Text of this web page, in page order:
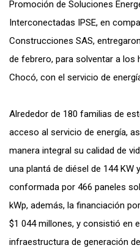
Promoción de Soluciones
Interconectadas IPSE, en
Construcciones SAS,
de febrero, para solventar a los
Chocó, con el servicio de
Alrededor de 180 familias de
acceso al servicio de energía,
manera integral su calidad de
una plantá de diésel de 144 KW
conformada por 466 paneles
kWp, además, la financiación
$1 044 millones, y consistió en
infraestructura de generación